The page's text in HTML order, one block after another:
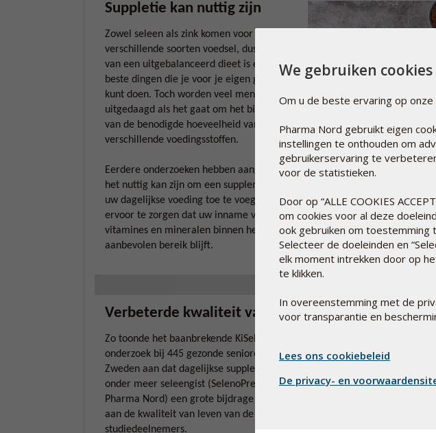
Suppletie kan nuttig zijn
Zowel seleen als zink komen voor in
verschillende soorten voedsel, dus het eten
van een uitgebalanceerd dieet is een van de
beste dingen die je voor je eigen gezondheid
kunt doen. Toch worden veel mensen
uitgedaagd als het gaat om het binnenkrijgen
van de benodigde hoeveelheid van de
verschillende voedingsstoffen.
Eerdere onderzoeken hebben aangetoond dat
het nuttig kan zijn om een supplement aan
uw dagelijkse voeding toe te voegen om
ervoor te zorgen dat uw inname van
vitamines en mineralen binnen het
aanbevolen bereik blijft.
Verbeterde kwaliteit van leven
Zo toonde het baanbrekende KiSel-10-
onderzoek bij 445 gezonde senioren in
Zweden aan dat dagelijkse suppletie met
onder meer seleengist (SelenoPrecise van
Pharma Nord) een grote bijdrage leverde
aan de kwaliteit van leven van de
studiedeelnemers.
We gebruiken cookies
Om u de beste ervaring op
Pharma Nord gebruikt eigen
instellingen te onthouden om
gebruikerservaring te
voor de statistieken.
Door op “ALLE COOKIES
om cookies voor al deze
ook gebruiken om toestemming
Selecteer de doeleinden en
elk moment intrekken door op
te klikken.
In overeenstemming met de
voor transparantie en
Lees ons cookiebeleid
De privacy- en